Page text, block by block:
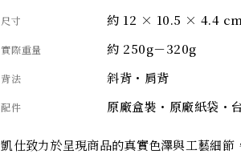
尺寸 約 12 × 10.5 × 4.4 cm
實際重量 約 250g－320g
背法 斜背・肩背
配件 原廠盒裝・原廠紙袋・
凱仕致力於呈現商品的真實色澤與工藝細節